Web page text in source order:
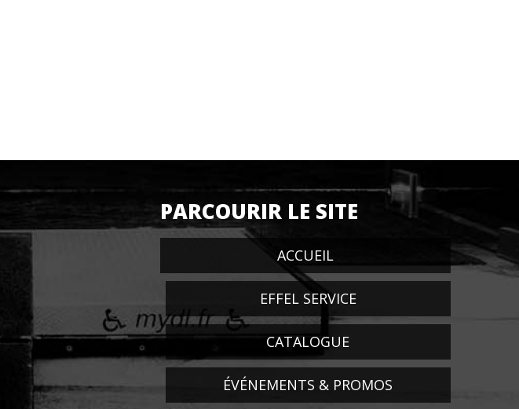
PARCOURIR LE SITE
ACCUEIL
EFFEL SERVICE
CATALOGUE
ÉVÉNEMENTS & PROMOS